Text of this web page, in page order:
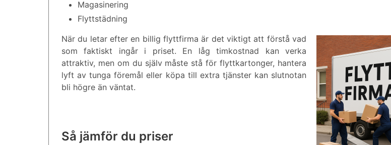
Magasinering
Flyttstädning
När du letar efter en billig flyttfirma är det viktigt att förstå vad
som faktiskt ingår i priset. En låg timkostnad kan verka
attraktiv, men om du själv måste stå för flyttkartonger, hantera
lyft av tunga föremål eller köpa till extra tjänster kan slutnotan
bli högre än väntat.
Så jämför du priser